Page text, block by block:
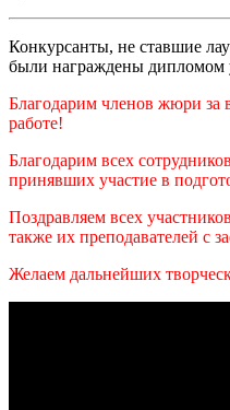
Конкурсанты, не ставшие
были награждены дипломом
Благодарим членов жюри за
работе!
Благодарим всех
принявших участие в
Поздравляем всех
также их преподавателей с
Желаем дальнейших